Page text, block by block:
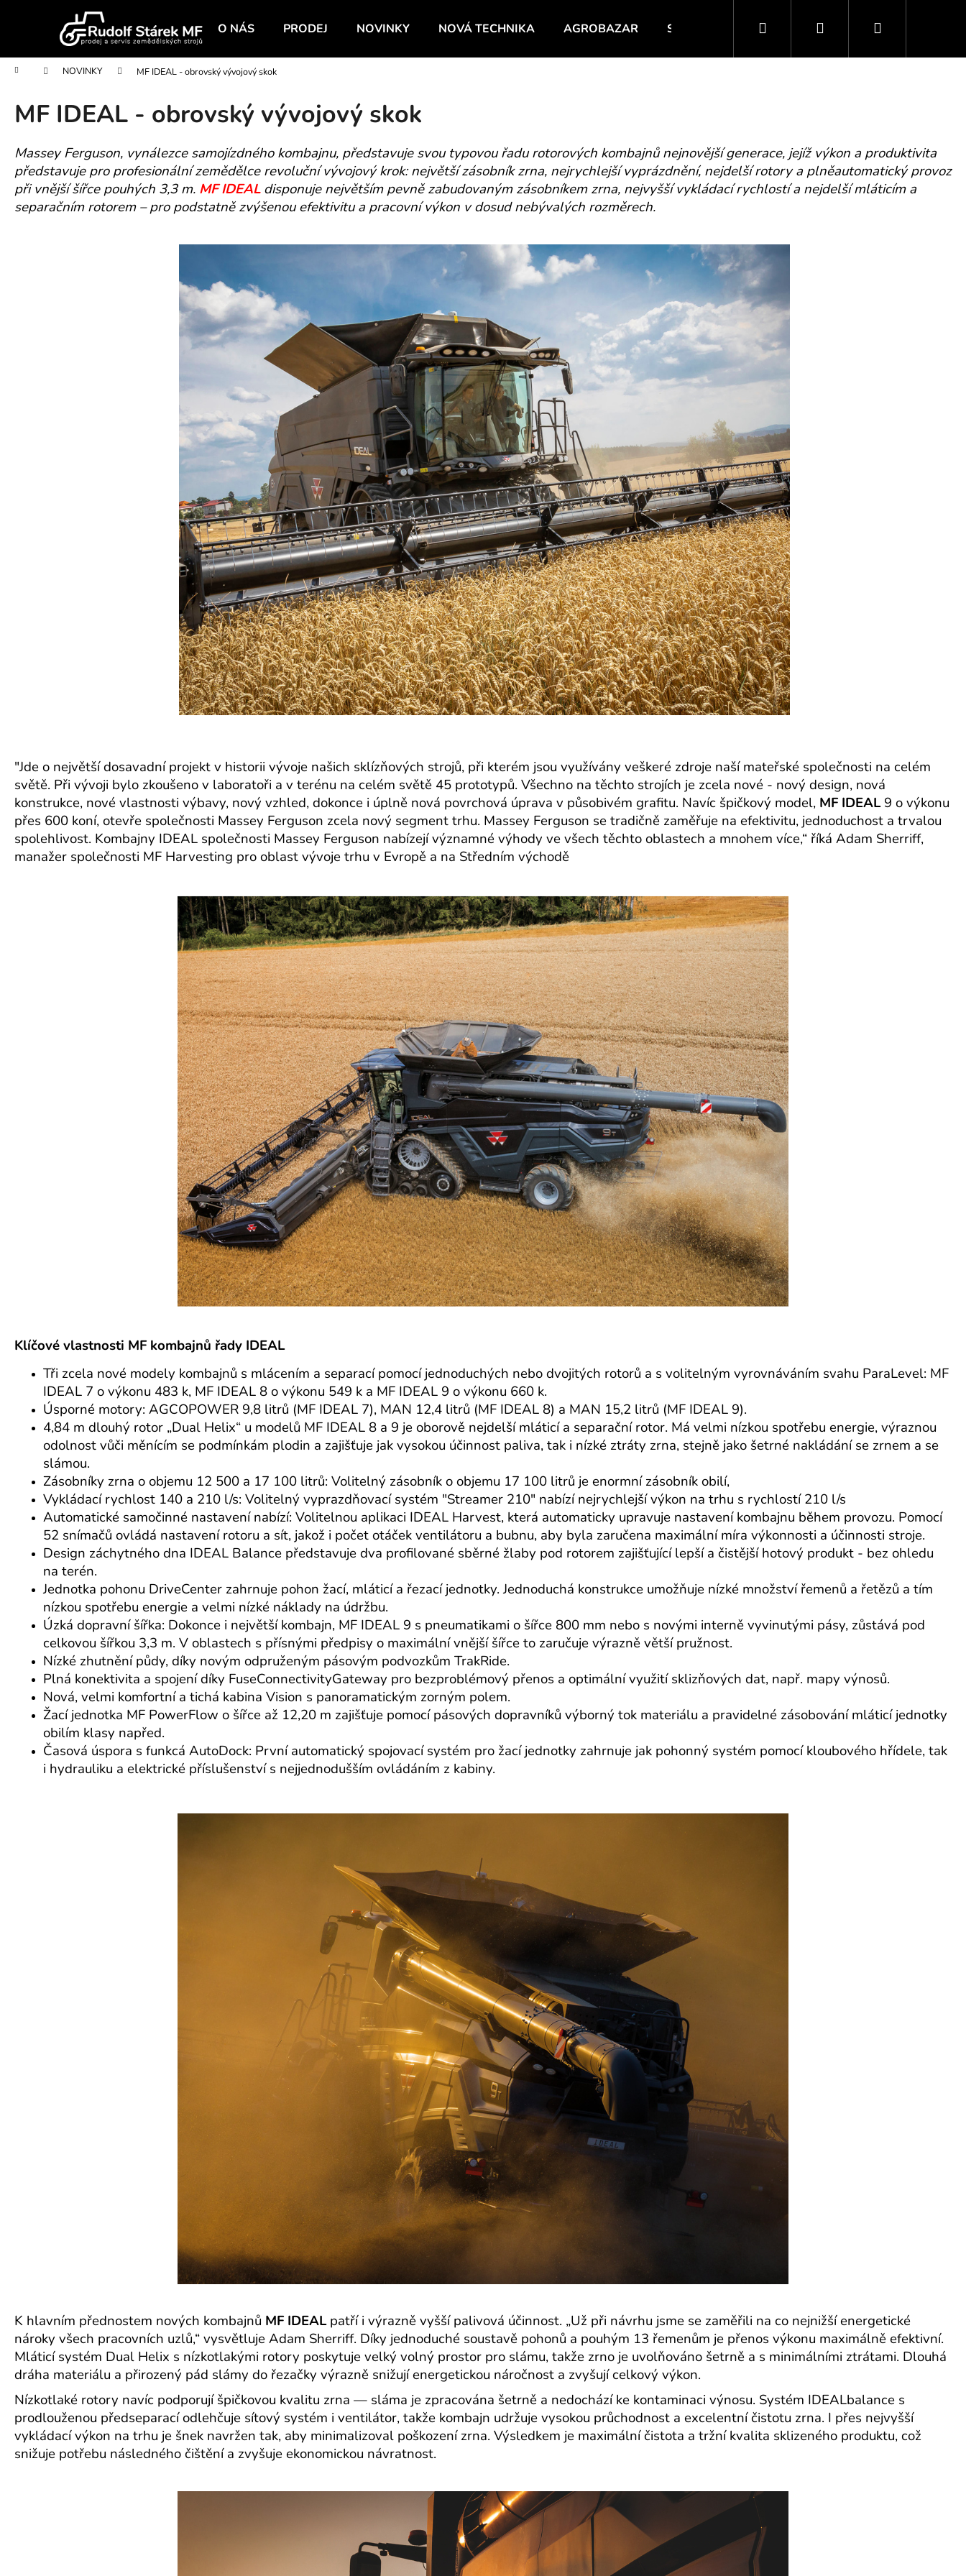
O NÁS PRODEJ NOVINKY NOVÁ TECHNIKA AGROBAZAR SERVIS E-SHOP KONTAKTY
Hledat PřihlášeníNákupní
Domů NOVINKY MF IDEAL - obrovský vývojový skok
MF IDEAL - obrovský vývojový skok
Massey Ferguson, vynálezce samojízdného kombajnu, představuje svou typovou řadu rotorových kombajnů nejnovější generace, jejíž výkon a produktivita
představuje pro profesionální zemědělce revoluční vývojový krok: největší zásobník zrna, nejrychlejší vyprázdnění, nejdelší rotory a plněautomatický provoz
při vnější šířce pouhých 3,3 m. MF IDEALdisponuje největším pevně zabudovaným zásobníkem zrna, nejvyšší vykládací rychlostí a nejdelší mláticím a
separačním rotorem – pro podstatně zvýšenou efektivitu a pracovní výkon v dosud nebývalých rozměrech.
"Jde o největší dosavadní projekt v historii vývoje našich sklízňových strojů, při kterém jsou využívány veškeré zdroje naší mateřské společnosti na celém
světě. Při vývoji bylo zkoušeno v laboratoři a v terénu na celém světě 45 prototypů. Všechno na těchto strojích je zcela nové - nový design, nová
konstrukce, nové vlastnosti výbavy, nový vzhled, dokonce i úplně nová povrchová úprava v působivém grafitu. Navíc špičkový model, MF IDEAL9 o výkonu
přes 600 koní, otevře společnosti Massey Ferguson zcela nový segment trhu. Massey Ferguson se tradičně zaměřuje na efektivitu, jednoduchost a trvalou
spolehlivost. Kombajny IDEAL společnosti Massey Ferguson nabízejí významné výhody ve všech těchto oblastech a mnohem více,“ říká Adam Sherriff,
manažer společnosti MF Harvesting pro oblast vývoje trhu v Evropě a na Středním východě
Klíčové vlastnosti MF kombajnů řady IDEAL
Tři zcela nové modely kombajnů s mlácením a separací pomocí jednoduchých nebo dvojitých rotorů a s volitelným vyrovnáváním svahu ParaLevel: MF
IDEAL 7 o výkonu 483 k, MF IDEAL 8 o výkonu 549 k a MF IDEAL 9 o výkonu 660 k.
Úsporné motory: AGCOPOWER 9,8 litrů (MF IDEAL 7), MAN 12,4 litrů (MF IDEAL 8) a MAN 15,2 litrů (MF IDEAL 9).
4,84 m dlouhý rotor „Dual Helix“ u modelů MF IDEAL 8 a 9 je oborově nejdelší mláticí a separační rotor. Má velmi nízkou spotřebu energie, výraznou
odolnost vůči měnícím se podmínkám plodin a zajišťuje jak vysokou účinnost paliva, tak i nízké ztráty zrna, stejně jako šetrné nakládání se zrnem a se
slámou.
Zásobníky zrna o objemu 12 500 a 17 100 litrů: Volitelný zásobník o objemu 17 100 litrů je enormní zásobník obilí,
Vykládací rychlost 140 a 210 l/s: Volitelný vyprazdňovací systém "Streamer 210" nabízí nejrychlejší výkon na trhu s rychlostí 210 l/s
Automatické samočinné nastavení nabízí: Volitelnou aplikaci IDEAL Harvest, která automaticky upravuje nastavení kombajnu během provozu. Pomocí
52 snímačů ovládá nastavení rotoru a sít, jakož i počet otáček ventilátoru a bubnu, aby byla zaručena maximální míra výkonnosti a účinnosti stroje.
Design záchytného dna IDEAL Balance představuje dva profilované sběrné žlaby pod rotorem zajišťující lepší a čistější hotový produkt - bez ohledu
na terén.
Jednotka pohonu DriveCenter zahrnuje pohon žací, mláticí a řezací jednotky. Jednoduchá konstrukce umožňuje nízké množství řemenů a řetězů a tím
nízkou spotřebu energie a velmi nízké náklady na údržbu.
Úzká dopravní šířka: Dokonce i největší kombajn, MF IDEAL 9 s pneumatikami o šířce 800 mm nebo s novými interně vyvinutými pásy, zůstává pod
celkovou šířkou 3,3 m. V oblastech s přísnými předpisy o maximální vnější šířce to zaručuje výrazně větší pružnost.
Nízké zhutnění půdy, díky novým odpruženým pásovým podvozkům TrakRide.
Plná konektivita a spojení díky FuseConnectivityGateway pro bezproblémový přenos a optimální využití sklizňových dat, např. mapy výnosů.
Nová, velmi komfortní a tichá kabina Vision s panoramatickým zorným polem.
Žací jednotka MF PowerFlow o šířce až 12,20 m zajišťuje pomocí pásových dopravníků výborný tok materiálu a pravidelné zásobování mláticí jednotky
obilím klasy napřed.
Časová úspora s funkcá AutoDock: První automatický spojovací systém pro žací jednotky zahrnuje jak pohonný systém pomocí kloubového hřídele, tak
i hydrauliku a elektrické příslušenství s nejjednodušším ovládáním z kabiny.
K hlavním přednostem nových kombajnů MF IDEALpatří i výrazně vyšší palivová účinnost. „Už při návrhu jsme se zaměřili na co nejnižší energetické
nároky všech pracovních uzlů,“ vysvětluje Adam Sherriff. Díky jednoduché soustavě pohonů a pouhým 13 řemenům je přenos výkonu maximálně efektivní.
Mláticí systém Dual Helix s nízkotlakými rotory poskytuje velký volný prostor pro slámu, takže zrno je uvolňováno šetrně a s minimálními ztrátami. Dlouhá
dráha materiálu a přirozený pád slámy do řezačky výrazně snižují energetickou náročnost a zvyšují celkový výkon.
Nízkotlaké rotory navíc podporují špičkovou kvalitu zrna — sláma je zpracována šetrně a nedochází ke kontaminaci výnosu. Systém IDEALbalance s
prodlouženou předseparací odlehčuje sítový systém i ventilátor, takže kombajn udržuje vysokou průchodnost a excelentní čistotu zrna. I přes nejvyšší
vykládací výkon na trhu je šnek navržen tak, aby minimalizoval poškození zrna. Výsledkem je maximální čistota a tržní kvalita sklizeného produktu, což
snižuje potřebu následného čištění a zvyšuje ekonomickou návratnost.
í
Zpět
do
obchodu
Zpět
do
obchodu